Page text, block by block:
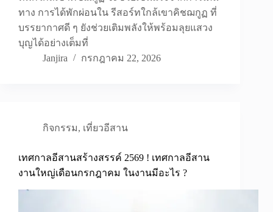
ทาง การได้พักผ่อนใน รีสอร์ทใกล้เขาคิชฌกูฏ ที่
บรรยากาศดี ๆ ยังช่วยเติมพลังให้พร้อมลุยแสวง
บุญได้อย่างเต็มที่
Janjira
กรกฎาคม 22, 2026
กิจกรรม, เที่ยวอีสาน
เทศกาลอีสานสร้างสรรค์ 2569 ! เทศกาลอีสาน
งานใหญ่เดือนกรกฎาคม ในงานมีอะไร ?